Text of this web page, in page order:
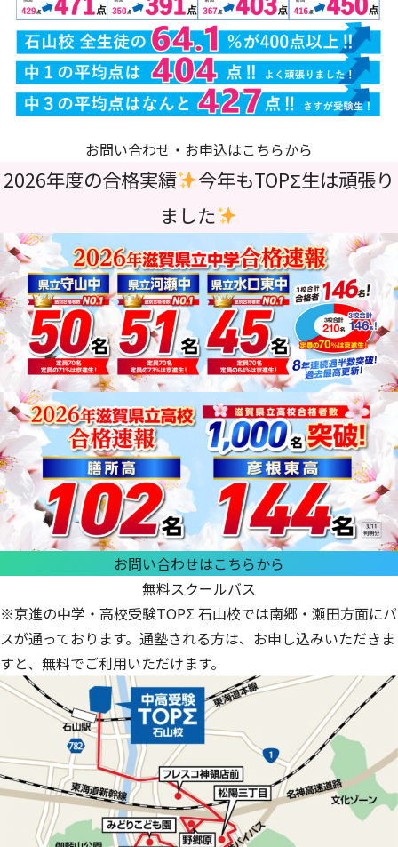
お問い合わせ・お申込はこちらから
2026年度の合格実績
今年もTOPΣ生は頑張り
ました
お問い合わせはこちらから
無料スクールバス
※京進の中学・高校受験TOPΣ 石山校では南郷・瀬田方面にバ
スが通っております。通塾される方は、お申し込みいただきま
すと、無料でご利用いただけます。